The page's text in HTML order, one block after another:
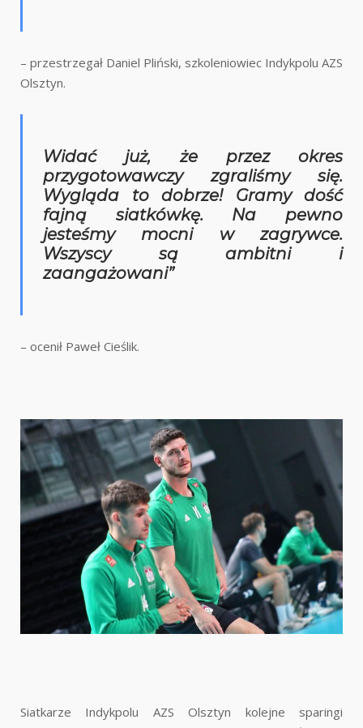
– przestrzegał Daniel Pliński, szkoleniowiec Indykpolu AZS
Olsztyn.
Widać już, że przez okres
przygotowawczy zgraliśmy się.
Wygląda to dobrze! Gramy dość
fajną siatkówkę. Na pewno
jesteśmy mocni w zagrywce.
Wszyscy są ambitni i
zaangażowani”
– ocenił Paweł Cieślik.
Siatkarze Indykpolu AZS Olsztyn kolejne sparingi